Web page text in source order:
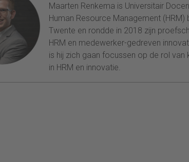
Maarten Renkema is Universitair
Human Resource Management (HRM)
Twente en rondde in 2018 zijn
HRM en medewerker-gedreven
is hij zich gaan focussen op de rol van
in HRM en innovatie.